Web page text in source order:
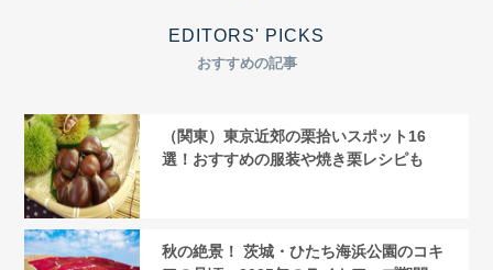
EDITORS' PICKS
おすすめの記事
（関東）東京近郊の栗拾いスポット16
選！おすすめの服装や焼き栗レシピも
秋の絶景！ 茨城・ひたち海浜公園のコキ